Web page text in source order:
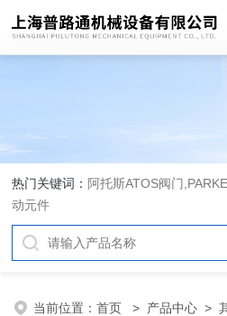
热门关键词： 阿托斯ATOS阀门
动元件
当前位置：首页 > 产品中心 >